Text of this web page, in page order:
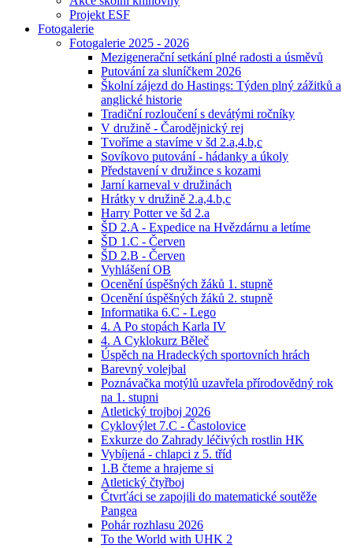
Projekt ESF
Fotogalerie
Fotogalerie 2025 - 2026
Mezigenerační setkání plné radosti a úsměvů
Putování za sluníčkem 2026
Školní zájezd do Hastings: Týden plný zážitků a
anglické historie
Tradiční rozloučení s devátými ročníky
V družině - Čarodějnický rej
Tvoříme a stavíme v šd 2.a,4.b,c
Sovíkovo putování - hádanky a úkoly
Představení v družince s kozami
Jarní karneval v družinách
Hrátky v družině 2.a,4.b,c
Harry Potter ve šd 2.a
ŠD 2.A - Expedice na Hvězdárnu a letíme
ŠD 1.C - Červen
ŠD 2.B - Červen
Vyhlášení OB
Ocenění úspěšných žáků 1. stupně
Ocenění úspěšných žáků 2. stupně
Informatika 6.C - Lego
4. A Po stopách Karla IV
4. A Cyklokurz Běleč
Úspěch na Hradeckých sportovních hrách
Barevný volejbal
Poznávačka motýlů uzavřela přírodovědný rok
na 1. stupni
Atletický trojboj 2026
Cyklovýlet 7.C - Častolovice
Exkurze do Zahrady léčivých rostlin HK
Vybíjená - chlapci z 5. tříd
1.B čteme a hrajeme si
Atletický čtyřboj
Čtvrťáci se zapojili do matematické soutěže
Pangea
Pohár rozhlasu 2026
To the World with UHK 2